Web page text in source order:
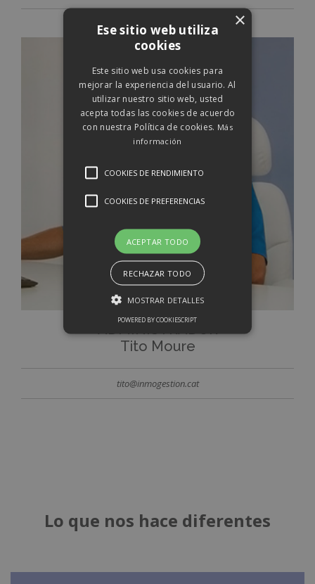
Tito Moure
tito@inmogestion.cat
Lo que nos hace diferentes
×
Ese sitio web utiliza
cookies
Este sitio web usa cookies para
mejorar la experiencia del usuario. Al
utilizar nuestro sitio web, usted
acepta todas las cookies de acuerdo
con nuestra Política de cookies. Más
información
COOKIES DE RENDIMIENTO
COOKIES DE PREFERENCIAS
ACEPTAR TODO
RECHAZAR TODO
MOSTRAR DETALLES
POWERED BY COOKIESCRIPT